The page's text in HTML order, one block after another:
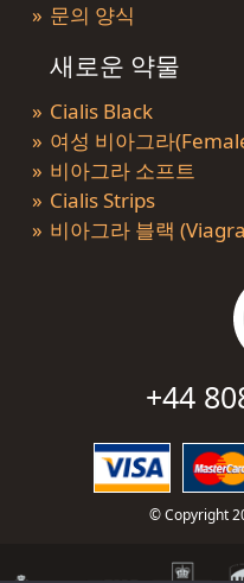
문의 양식
새로운 약물
Cialis Black
여성 비아그라
비아그라 소프트
Cialis Strips
비아그라 블랙
+44
© Copyright